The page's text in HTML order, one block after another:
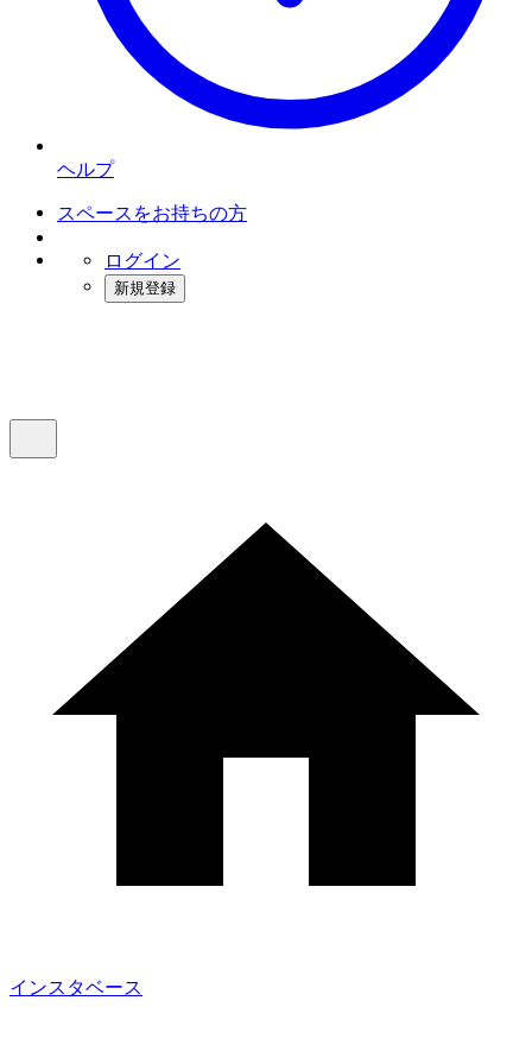
ヘルプ
スペースをお持ちの方
ログイン
新規登録
インスタベース